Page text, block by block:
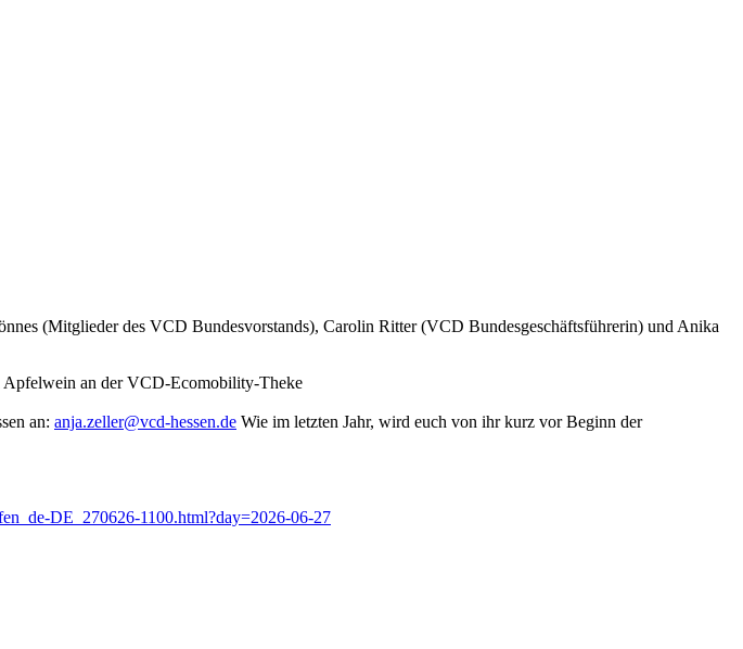
(Mitglieder des VCD Bundesvorstands), Carolin Ritter (VCD Bundesgeschäftsführerin) und Anika
Apfelwein an der VCD-Ecomobility-Theke
an: anja.zeller@vcd-hessen.de Wie im letzten Jahr, wird euch von ihr kurz vor Beginn der
DE_270626-1100.html?day=2026-06-27